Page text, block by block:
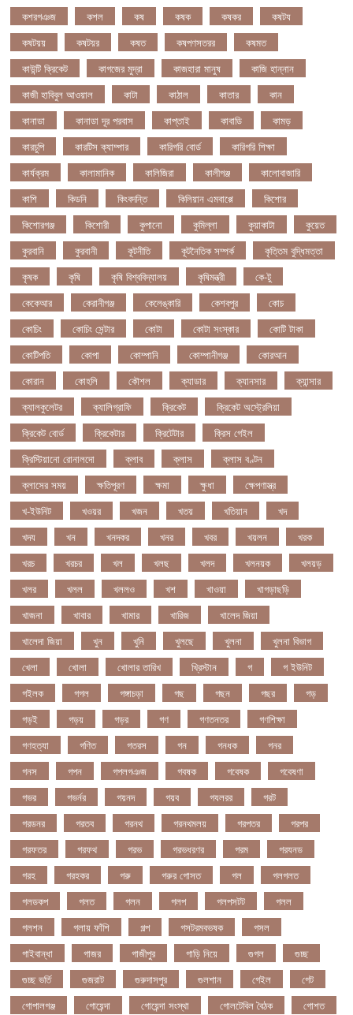
কশরগঞজ কশল কষ কষক কষকর
কষটয
কষটয়য়
কষটয়র কষত কষপণসতরর
কষমত
কাউন্টি ক্রিকেট
কাগজের মুদ্রা কাজহারা মানুষ
কাজি হান্নান
কাজী হাবিবুল আওয়াল
কাটা কাঠাল কাতার
কান
কানাডা
কানাডা দূর পরবাস কাপ্তাই কাবাডি
কামড়
কারচুপি
কারটিস ক্যাম্পার কারিগরি বোর্ড
কারিগরি শিক্ষা
কার্যক্রম
কালামানিক কালিজিরা কালীগঞ্জ
কালোবাজারি
কাশি
কিডনি কিংবদন্তি কিলিয়ান এমবাপ্পে
কিশোর
কিশোরগঞ্জ
কিশোরী কুপানো কুমিল্লা কুয়াকাটা
কুয়েত
কুরবানি
কুরবানী কূটনীতি কূটনৈতিক সম্পর্ক
কৃত্তিম বুদ্ধিমত্তা
কৃষক
কৃষি কৃষি বিশ্ববিদ্যালয় কৃষিমন্ত্রী
কে-টু
কেকেআর
কেরানীগঞ্জ কেলেঙ্কারি কেশবপুর
কোচ
কোচিং
কোচিং সেন্টার কোটা কোটা সংস্কার
কোটি টাকা
কোটিপতি
কোপা কোম্পানি কোম্পানীগঞ্জ
কোরআন
কোরান
কোহলি কৌশল ক্যাডার ক্যানসার
ক্যান্সার
ক্যালকুলেটর
ক্যালিগ্রাফি ক্রিকেট
ক্রিকেট অস্ট্রেলিয়া
ক্রিকেট বোর্ড
ক্রিকেটার ক্রিটেটার
ক্রিস গেইল
ক্রিস্টিয়ানো রোনালদো
ক্লাব ক্লাস
ক্লাস বণ্টন
ক্লাসের সময়
ক্ষতিপূরণ ক্ষমা ক্ষুধা
ক্ষেপণাস্ত্র
খ-ইউনিট
খওয়র খজন খতয় খতিয়ান
খদ
খদয
খন খনদকর খনর খবর খয়লন
খরক
খরচ
খরচর খল খলছ খলদ খলনয়ক
খলয়ড়
খলর
খলল খললও খশ খাওয়া
খাগড়াছড়ি
খাজনা
খাবার খামার খারিজ
খালেদ জিয়া
খালেদা জিয়া
খুন খুনি খুলছে খুলনা
খুলনা বিভাগ
খেলা
খোলা খোলার তারিখ খ্রিস্টান গ
গ ইউনিট
গইলক
গগল গঙ্গাচড়া গছ গছন গছর
গড়
গড়ই
গড়য় গড়র গণ গণতনতর
গণশিক্ষা
গণহত্যা
গণিত গতরস গন গনধক
গনর
গনস
গপন গপলগঞজ গবষক গবেষক
গবেষণা
গভর
গভর্নর গয়নদ গয়ব গযলরর
গরট
গরডনর
গরতব গরনথ গরনথমলয় গরপতর
গরপর
গরফতর
গরফথ গরভ গরভধরণর গরম
গরযনড
গরহ
গরহকর গরু গরুর গোসত গল
গলগলত
গলডকপ
গলত গলন গলপ গলপসটট
গলল
গলশন
গলায় ফাঁশি গল্প গসটরমবভষক
গসল
গাইবান্ধা
গাজর গাজীপুর গাড়ি নিয়ে গুগল
গুচ্ছ
গুচ্ছ ভর্তি
গুজরাট গুরুদাসপুর গুলশান গেইল
গেট
গোপালগঞ্জ
গোয়েন্দা গোয়েন্দা সংস্থা গোলটেবিল বৈঠক
গোশত